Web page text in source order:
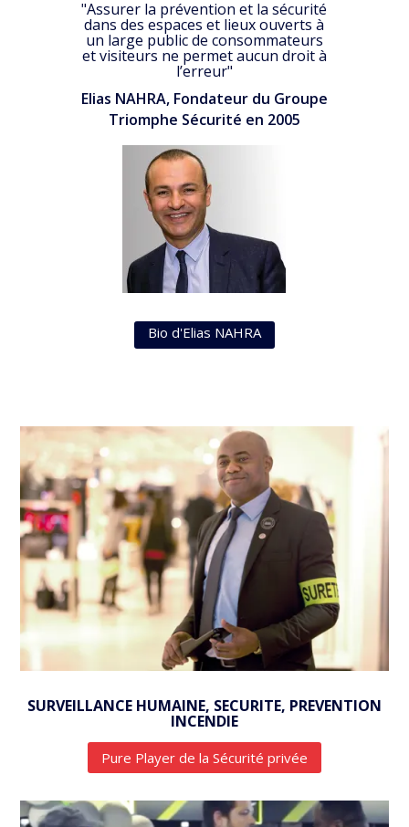
"Assurer la prévention et la sécurité
dans des espaces et lieux ouverts à
un large public de consommateurs
et visiteurs ne permet aucun droit à
l’erreur"
Elias NAHRA, Fondateur du Groupe
Triomphe Sécurité en 2005
Bio d'Elias NAHRA
SURVEILLANCE HUMAINE, SECURITE, PREVENTION
INCENDIE
Pure Player de la Sécurité privée